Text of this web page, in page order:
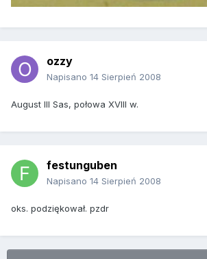
ozzy
Napisano 14 Sierpień 2008
August III Sas, połowa XVIII w.
festunguben
Napisano 14 Sierpień 2008
oks. podziękował. pzdr